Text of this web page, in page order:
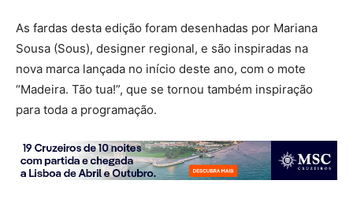
As fardas desta edição foram desenhadas por Mariana
Sousa (Sous), designer regional, e são inspiradas na
nova marca lançada no início deste ano, com o mote
“Madeira. Tão tua!”, que se tornou também inspiração
para toda a programação.